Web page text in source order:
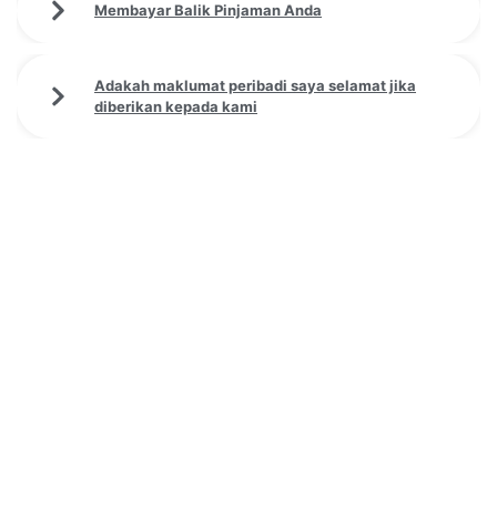
Membayar Balik Pinjaman Anda
Adakah maklumat peribadi saya selamat jika
diberikan kepada kami